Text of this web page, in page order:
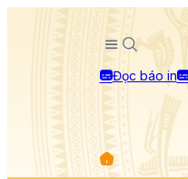
Đọc báo in